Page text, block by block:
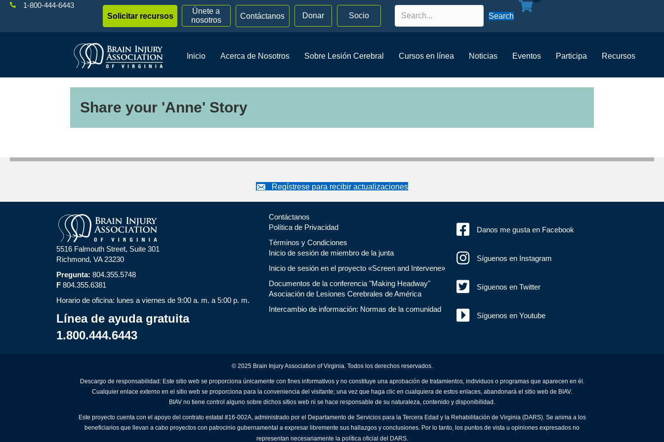
1-800-444-6443
Solicitar recursos
Únete a
nosotros
Contáctanos Donar Socio Search
Inicio Acerca de Nosotros Sobre Lesión Cerebral Cursos en línea Noticias Eventos Participa Recursos
Share your 'Anne' Story
Regístrese para recibir actualizaciones
5516 Falmouth Street, Suite 301
Richmond, VA 23230
Pregunta: 804.355.5748
F 804.355.6381
Horario de oficina: lunes a viernes de 9:00 a. m. a 5:00 p. m.
Línea de ayuda gratuita
1.800.444.6443
Contáctanos
Política de Privacidad
Términos y Condiciones
Inicio de sesión de miembro de la junta
Inicio de sesión en el proyecto «Screen and Intervene»
Documentos de la conferencia "Making Headway"
Asociación de Lesiones Cerebrales de América
Intercambio de información: Normas de la comunidad
Danos me gusta en Facebook
Síguenos en Instagram
Síguenos en Twitter
Síguenos en Youtube
© 2025 Brain Injury Association of Virginia. Todos los derechos reservados.
Descargo de responsabilidad: Este sitio web se proporciona únicamente con fines informativos y no constituye una aprobación de tratamientos, individuos o programas que aparecen en él.
Cualquier enlace externo en el sitio web se proporciona para la conveniencia del visitante; una vez que haga clic en cualquiera de estos enlaces, abandonará el sitio web de BIAV.
BIAV no tiene control alguno sobre dichos sitios web ni se hace responsable de su naturaleza, contenido y disponibilidad.
Este proyecto cuenta con el apoyo del contrato estatal #16-002A, administrado por el Departamento de Servicios para la Tercera Edad y la Rehabilitación de Virginia (DARS). Se anima a los
beneficiarios que llevan a cabo proyectos con patrocinio gubernamental a expresar libremente sus hallazgos y conclusiones. Por lo tanto, los puntos de vista u opiniones expresados no
representan necesariamente la política oficial del DARS.